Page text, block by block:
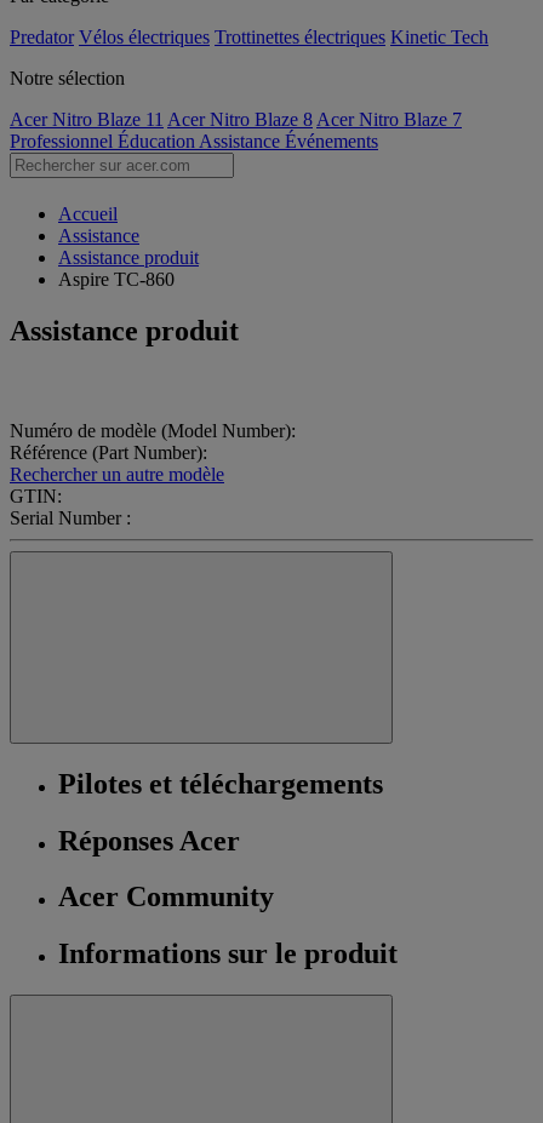
Predator Vélos électriques Trottinettes électriques Kinetic Tech
Notre sélection
Acer Nitro Blaze 11 Acer Nitro Blaze 8 Acer Nitro Blaze 7
Professionnel Éducation Assistance Événements
Accueil
Assistance
Assistance produit
Aspire TC-860
Assistance produit
Numéro de modèle (Model Number):
Référence (Part Number):
Rechercher un autre modèle
GTIN:
Serial Number :
Pilotes et téléchargements
Réponses Acer
Acer Community
Informations sur le produit